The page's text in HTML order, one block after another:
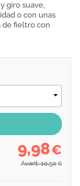
giro suave,
o con unas
de fieltro con
9,98€
Avant: 10,50 €